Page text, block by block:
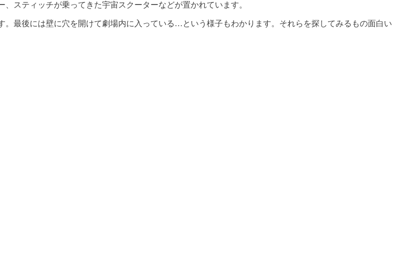
スティッチが乗ってきた宇宙スクーターなどが置かれています。
最後には壁に穴を開けて劇場内に入っている…という様子もわかります。それらを探してみるもの面白い